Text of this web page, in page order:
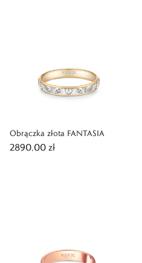
Obrączka złota FANTASIA
2890,00 zł